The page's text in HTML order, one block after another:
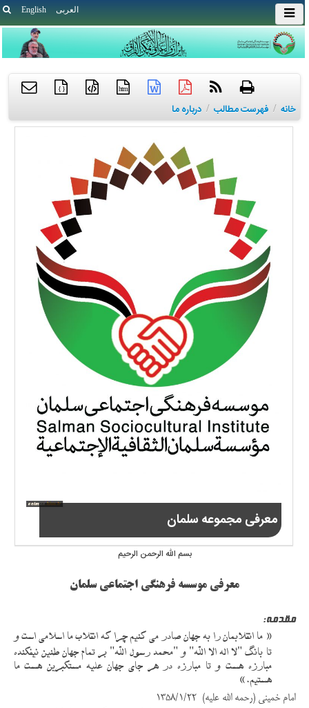
English العربی
htm
{ }
خانه / فهرست مطالب / درباره ما
معرفی مجموعه سلمان
بسم الله الرحمن الرحیم
معرفی موسسه فرهنگی اجتماعی سلمان
مقدمه:
« ما انقلاب­مان را به جهان صادر می ­کنیم چرا که انقلاب ما اسلامی است و
تا بانگ "لا اله الا الله" و "محمد رسول الله" بر تمام جهان طنین نیفکنده
مبارزه هست و تا مبارزه در هر جای جهان علیه مستکبرین هست ما
هستیم.»
امام خمینی (رحمه الله علیه) 1358/1/22